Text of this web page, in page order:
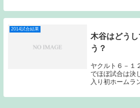
ムをしっかり拾
発の石川は、5
2014試合結果
木谷はどう
う？
ヤクルト６－１
でほぼ試合は決
入り初ホームラ
ても木谷はどう